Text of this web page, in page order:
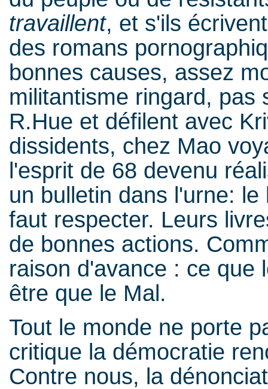
travaillent, et s'ils
des romans
bonnes causes, assez
militantisme ringard, pas
R.Hue et défilent avec
dissidents, chez Mao
l'esprit de 68 devenu
un bulletin dans l'urne:
faut respecter. Leurs
de bonnes actions.
raison d'avance : ce que
être que le Mal.
Tout le monde ne porte
critique la démocratie
Contre nous, la